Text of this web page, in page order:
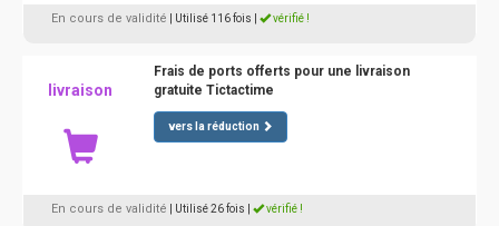
En cours de validité | Utilisé 116 fois vérifié !
livraison
Frais de ports offerts pour une livraison
gratuite Tictactime
vers la réduction
En cours de validité | Utilisé 26 fois vérifié !